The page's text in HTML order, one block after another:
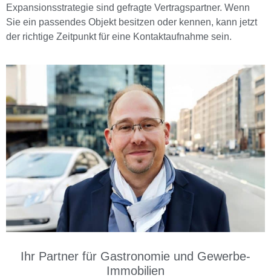
Expansionsstrategie sind gefragte Vertragspartner. Wenn
Sie ein passendes Objekt besitzen oder kennen, kann jetzt
der richtige Zeitpunkt für eine Kontaktaufnahme sein.
Ihr Partner für Gastronomie und Gewerbe-
Immobilien